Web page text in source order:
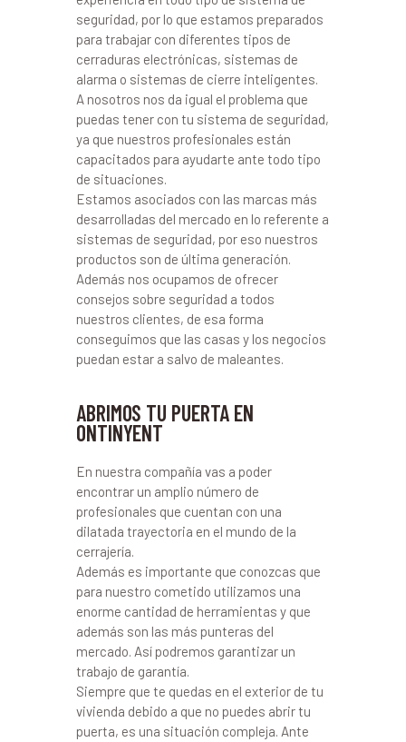
seguridad, por lo que estamos preparados
para trabajar con diferentes tipos de
cerraduras electrónicas, sistemas de
alarma o sistemas de cierre inteligentes.
A nosotros nos da igual el problema que
puedas tener con tu sistema de seguridad,
ya que nuestros profesionales están
capacitados para ayudarte ante todo tipo
de situaciones.
Estamos asociados con las marcas más
desarrolladas del mercado en lo referente a
sistemas de seguridad, por eso nuestros
productos son de última generación.
Además nos ocupamos de ofrecer
consejos sobre seguridad a todos
nuestros clientes, de esa forma
conseguimos que las casas y los negocios
puedan estar a salvo de maleantes.
ABRIMOS TU PUERTA EN
ONTINYENT
En nuestra compañía vas a poder
encontrar un amplio número de
profesionales que cuentan con una
dilatada trayectoria en el mundo de la
cerrajería.
Además es importante que conozcas que
para nuestro cometido utilizamos una
enorme cantidad de herramientas y que
además son las más punteras del
mercado. Así podremos garantizar un
trabajo de garantía.
Siempre que te quedas en el exterior de tu
vivienda debido a que no puedes abrir tu
puerta, es una situación compleja. Ante